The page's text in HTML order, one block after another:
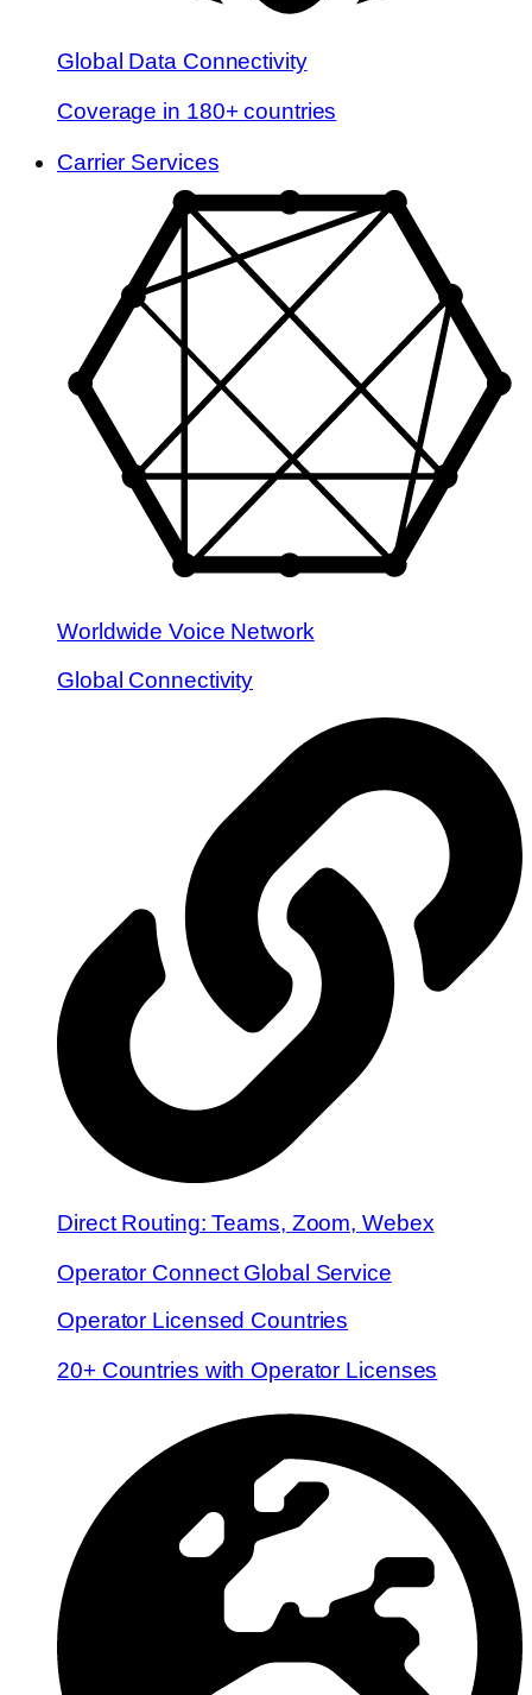
Global Data Connectivity
Coverage in 180+ countries
Carrier Services
Worldwide Voice Network
Global Connectivity
Direct Routing: Teams, Zoom, Webex
Operator Connect Global Service
Operator Licensed Countries
20+ Countries with Operator Licenses